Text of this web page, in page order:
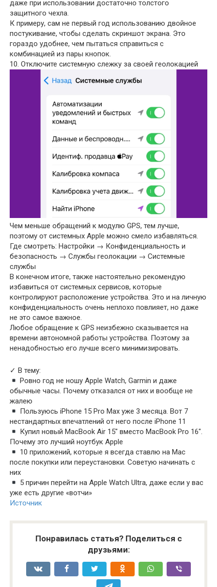
даже при использовании достаточно толстого
защитного чехла.
К примеру, сам не первый год использованию двойное
постукивание, чтобы сделать скриншот экрана. Это
гораздо удобнее, чем пытаться справиться с
комбинацией из пары кнопок.
10. Отключите системную слежку за своей геолокацией
Чем меньше обращений к модулю GPS, тем лучше,
поэтому от системных Apple можно смело избавляться.
Где смотреть: Настройки → Конфиденциальность и
безопасность → Службы геолокации → Системные
службы
В конечном итоге, также настоятельно рекомендую
избавиться от системных сервисов, которые
контролируют расположение устройства. Это и на личную
конфиденциальность очень неплохо повлияет, но даже
не это самое важное.
Любое обращение к GPS неизбежно сказывается на
времени автономной работы устройства. Поэтому за
ненадобностью его лучше всего минимизировать.
✓ В тему:
Ровно год не ношу Apple Watch, Garmin и даже
обычные часы. Почему отказался от них и вообще не
жалею
Пользуюсь iPhone 15 Pro Max уже 3 месяца. Вот 7
нестандартных впечатлений от него после iPhone 11
Купил новый MacBook Air 15″ вместо MacBook Pro 16″.
Почему это лучший ноутбук Apple
10 приложений, которые я всегда ставлю на Mac
после покупки или переустановки. Советую начинать с
них
5 причин перейти на Apple Watch Ultra, даже если у вас
уже есть другие «вотчи»
Источник
Понравилась статья? Поделиться с
друзьями: